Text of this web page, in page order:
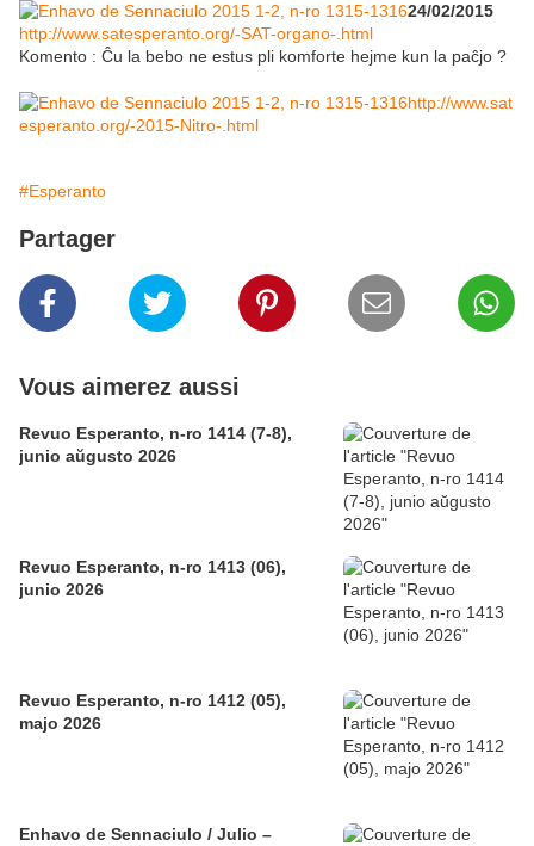
24/02/2015
http://www.satesperanto.org/-SAT-organo-.html
Komento : Ĉu la bebo ne estus pli komforte hejme kun la paĉjo ?
http://www.sat
esperanto.org/-2015-Nitro-.html
#Esperanto
Partager
Vous aimerez aussi
Revuo Esperanto, n-ro 1414 (7-8),
junio aŭgusto 2026
Revuo Esperanto, n-ro 1413 (06),
junio 2026
Revuo Esperanto, n-ro 1412 (05),
majo 2026
Enhavo de Sennaciulo / Julio –